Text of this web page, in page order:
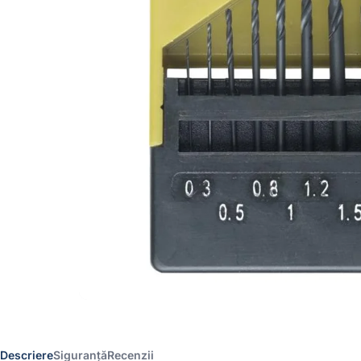
DescriereSiguranțăRecenzii